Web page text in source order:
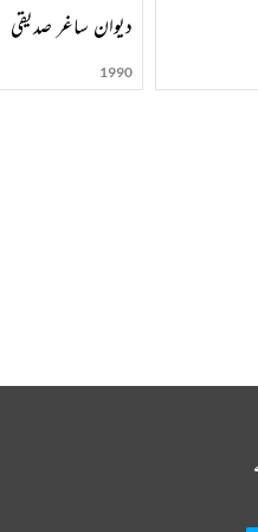
دیوان ساغر صدیقی
1990